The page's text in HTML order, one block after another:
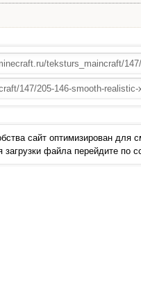
сайт оптимизирован для
файла перейдите по